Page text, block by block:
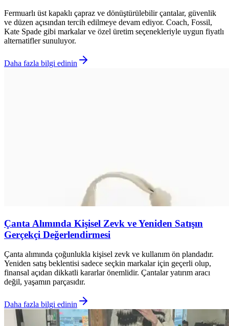
Fermuarlı üst kapaklı çapraz ve dönüştürülebilir çantalar, güvenlik
ve düzen açısından tercih edilmeye devam ediyor. Coach, Fossil,
Kate Spade gibi markalar ve özel üretim seçenekleriyle uygun fiyatlı
alternatifler sunuluyor.
Daha fazla bilgi edinin
Çanta Alımında Kişisel Zevk ve Yeniden Satışın
Gerçekçi Değerlendirmesi
Çanta alımında çoğunlukla kişisel zevk ve kullanım ön plandadır.
Yeniden satış beklentisi sadece seçkin markalar için geçerli olup,
finansal açıdan dikkatli kararlar önemlidir. Çantalar yatırım aracı
değil, yaşamın parçasıdır.
Daha fazla bilgi edinin